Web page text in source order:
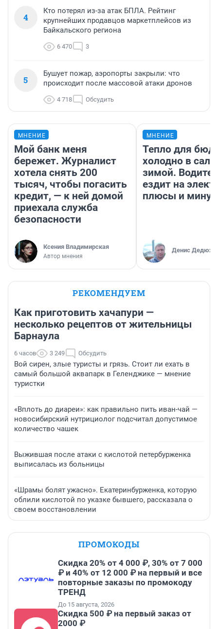
4
Кто потерял из-за атак БПЛА. Рейтинг
крупнейших продавцов маркетплейсов из
Байкальского региона
6 470 3
5
Бушует пожар, аэропорты закрыли: что
происходит после массовой атаки дронов
4 718 Обсудить
МНЕНИЕ
Мой банк меня
бережет. Журналист
хотела снять 200
тысяч, чтобы погасить
кредит, — к ней домой
приехала служба
безопасности
Ксения Владимирская
Автор мнения
МНЕНИЕ
Тепло для
холодно в
зимой.
ездит на
плюсы и
Денис
РЕКОМЕНДУЕМ
Как приготовить хачапури —
несколько рецептов от жительницы
Барнаула
6 часов 3 249 Обсудить
Вой сирен, злые туристы и грязь. Стоит ли ехать в
самый большой аквапарк в Геленджике — мнение
туристки
«Вплоть до диареи»: как правильно пить иван-чай —
новосибирский нутрициолог подсчитал допустимое
количество чашек
Выжившая после атаки с кислотой петербурженка
выписалась из больницы
«Шрамы болят ужасно». Екатеринбурженка, которую
облили кислотой по указке бывшего, рассказала о
своем восстановлении
ПРОМОКОДЫ
Скидка 20% от 4 000 ₽, 30% от 7 000
₽ и 40% от 12 000 ₽ на первый и все
повторные заказы по промокоду
ТРЕНД
До 15 августа, 2026
Скидка 500 ₽ на первый заказ от
2000 ₽